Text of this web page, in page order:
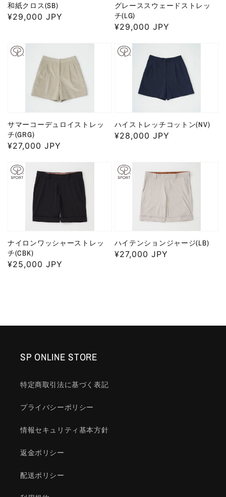
和紙クロス(SB)
通
格
¥29,000 JPY
グレーススウェードストレッ
チ(LG)
通
価
¥29,000 JPY
サマーコーデュロイストレッ
チ(GRG)
通
価
格
¥27,000 JPY
ハイストレッチコットン(NV)
通
格
¥28,000 JPY
ナイロンワッシャーストレッ
チ(CBK)
通
¥25,000 JPY
ハイテンションジャージ(LB)
通
¥27,000 JPY
SP ONLINE STORE
特定商取引法に基づく表記
プライバシーポリシー
情報セキュリティ基本方針
返金ポリシー
配送ポリシー